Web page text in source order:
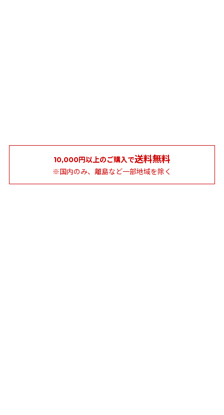
10,000円以上のご購入で送料無料
※国内のみ、離島など一部地域を除く